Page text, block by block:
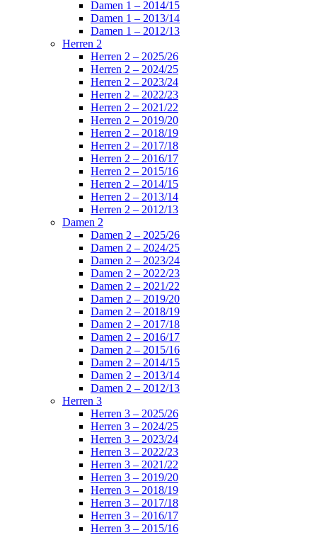
Damen 1 – 2014/15
Damen 1 – 2013/14
Damen 1 – 2012/13
Herren 2
Herren 2 – 2025/26
Herren 2 – 2024/25
Herren 2 – 2023/24
Herren 2 – 2022/23
Herren 2 – 2021/22
Herren 2 – 2019/20
Herren 2 – 2018/19
Herren 2 – 2017/18
Herren 2 – 2016/17
Herren 2 – 2015/16
Herren 2 – 2014/15
Herren 2 – 2013/14
Herren 2 – 2012/13
Damen 2
Damen 2 – 2025/26
Damen 2 – 2024/25
Damen 2 – 2023/24
Damen 2 – 2022/23
Damen 2 – 2021/22
Damen 2 – 2019/20
Damen 2 – 2018/19
Damen 2 – 2017/18
Damen 2 – 2016/17
Damen 2 – 2015/16
Damen 2 – 2014/15
Damen 2 – 2013/14
Damen 2 – 2012/13
Herren 3
Herren 3 – 2025/26
Herren 3 – 2024/25
Herren 3 – 2023/24
Herren 3 – 2022/23
Herren 3 – 2021/22
Herren 3 – 2019/20
Herren 3 – 2018/19
Herren 3 – 2017/18
Herren 3 – 2016/17
Herren 3 – 2015/16